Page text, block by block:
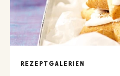
REZEPTGALERIEN